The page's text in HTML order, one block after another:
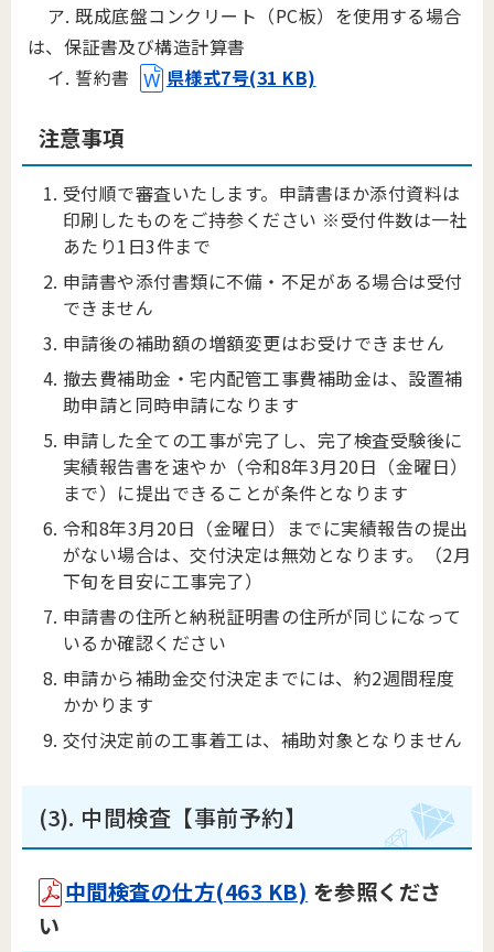
ア. 既成底盤コンクリート（PC板）を使用する場合
は、保証書及び構造計算書
イ. 誓約書
県様式7号(31 KB)
注意事項
受付順で審査いたします。申請書ほか添付資料は
印刷したものをご持参ください ※受付件数は一社
あたり1日3件まで
申請書や添付書類に不備・不足がある場合は受付
できません
申請後の補助額の増額変更はお受けできません
撤去費補助金・宅内配管工事費補助金は、設置補
助申請と同時申請になります
申請した全ての工事が完了し、完了検査受験後に
実績報告書を速やか（令和8年3月20日（金曜日）
まで）に提出できることが条件となります
令和8年3月20日（金曜日）までに実績報告の提出
がない場合は、交付決定は無効となります。（2月
下旬を目安に工事完了）
申請書の住所と納税証明書の住所が同じになって
いるか確認ください
申請から補助金交付決定までには、約2週間程度
かかります
交付決定前の工事着工は、補助対象となりません
(3). 中間検査【事前予約】
中間検査の仕方(463 KB) を参照くださ
い